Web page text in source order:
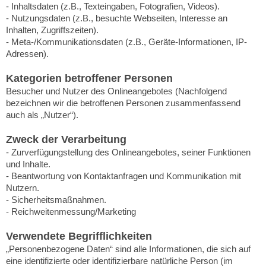
- Inhaltsdaten (z.B., Texteingaben, Fotografien, Videos).
- Nutzungsdaten (z.B., besuchte Webseiten, Interesse an
Inhalten, Zugriffszeiten).
- Meta-/Kommunikationsdaten (z.B., Geräte-Informationen, IP-
Adressen).
Kategorien betroffener Personen
Besucher und Nutzer des Onlineangebotes (Nachfolgend
bezeichnen wir die betroffenen Personen zusammenfassend
auch als „Nutzer“).
Zweck der Verarbeitung
- Zurverfügungstellung des Onlineangebotes, seiner Funktionen
und Inhalte.
- Beantwortung von Kontaktanfragen und Kommunikation mit
Nutzern.
- Sicherheitsmaßnahmen.
- Reichweitenmessung/Marketing
Verwendete Begrifflichkeiten
„Personenbezogene Daten“ sind alle Informationen, die sich auf
eine identifizierte oder identifizierbare natürliche Person (im